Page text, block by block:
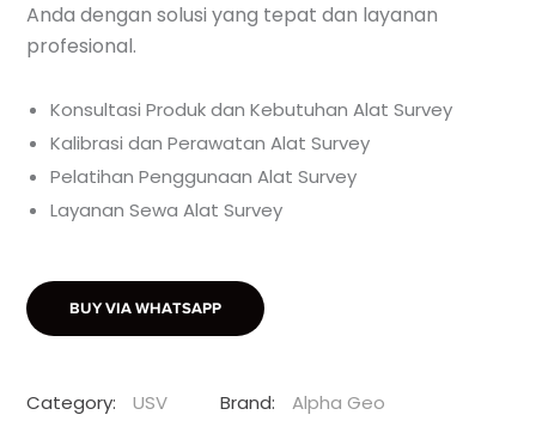
Anda dengan solusi yang tepat dan layanan
profesional.
Konsultasi Produk dan Kebutuhan Alat Survey
Kalibrasi dan Perawatan Alat Survey
Pelatihan Penggunaan Alat Survey
Layanan Sewa Alat Survey
BUY VIA WHATSAPP
Category: USV Brand: Alpha Geo